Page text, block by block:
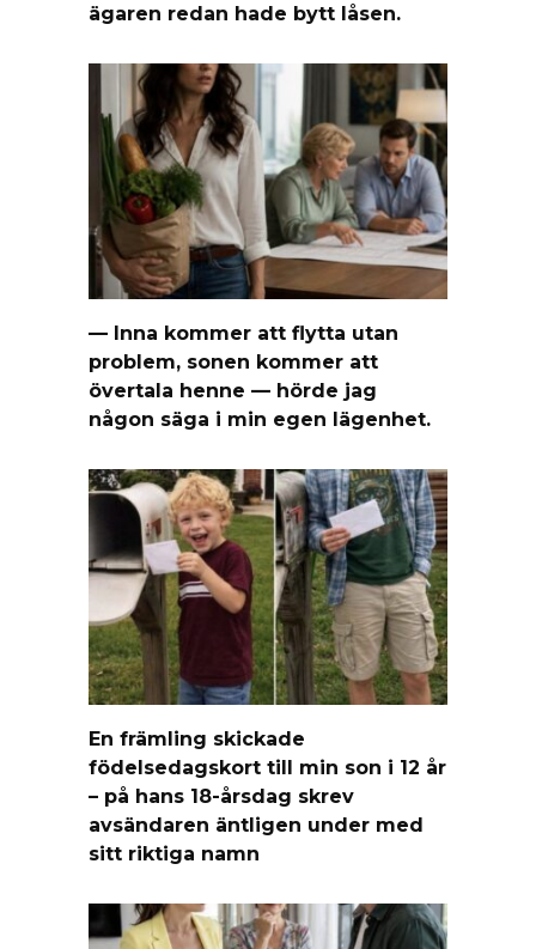
ägaren redan hade bytt låsen.
— Inna kommer att flytta utan
problem, sonen kommer att
övertala henne — hörde jag
någon säga i min egen lägenhet.
En främling skickade
födelsedagskort till min son i 12 år
– på hans 18-årsdag skrev
avsändaren äntligen under med
sitt riktiga namn